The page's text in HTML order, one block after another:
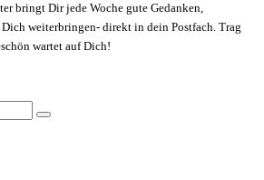
bringt Dir jede Woche gute Gedanken,
weiterbringen- direkt in dein Postfach. Trag
wartet auf Dich!
Suchen